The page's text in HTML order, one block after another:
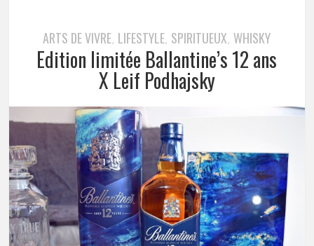
ARTS DE VIVRE, LIFESTYLE, SPIRITUEUX, WHISKY
Edition limitée Ballantine’s 12 ans
X Leif Podhajsky